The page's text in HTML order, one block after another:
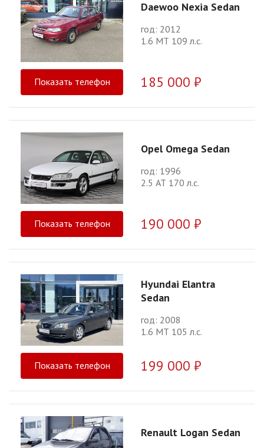
Daewoo Nexia Sedan
год: 2012
1.6 МТ 109 л.с.
Показать телефон 185 000 ₽
Opel Omega Sedan
год: 1996
2.5 АТ 170 л.с.
Показать телефон 190 000 ₽
Hyundai Elantra
Sedan
год: 2008
1.6 МТ 105 л.с.
Показать телефон 199 000 ₽
Renault Logan Sedan